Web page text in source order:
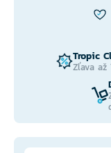
Tropic
Zľava až